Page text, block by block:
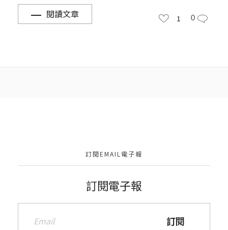
閱讀文章 1 0
訂閱EMAIL電子報
訂閱電子報